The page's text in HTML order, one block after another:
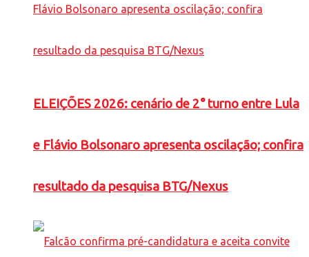
ELEIÇÕES 2026: cenário de 2° turno entre Lula
e Flávio Bolsonaro apresenta oscilação; confira
resultado da pesquisa BTG/Nexus